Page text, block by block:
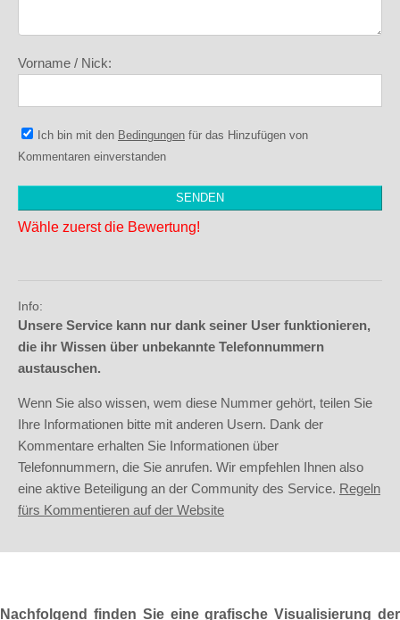
Vorname / Nick:
Ich bin mit den Bedingungen für das Hinzufügen von
Kommentaren einverstanden
Wähle zuerst die Bewertung!
Info:
Unsere Service kann nur dank seiner User funktionieren,
die ihr Wissen über unbekannte Telefonnummern
austauschen.
Wenn Sie also wissen, wem diese Nummer gehört, teilen Sie
Ihre Informationen bitte mit anderen Usern. Dank der
Kommentare erhalten Sie Informationen über
Telefonnummern, die Sie anrufen. Wir empfehlen Ihnen also
eine aktive Beteiligung an der Community des Service. Regeln
fürs Kommentieren auf der Website
Nachfolgend finden Sie eine grafische Visualisierung der